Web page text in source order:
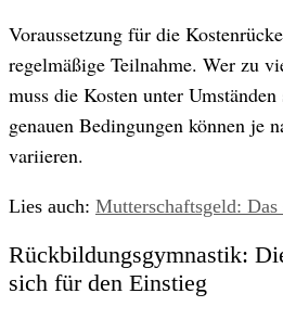
Voraussetzung für die
regelmäßige Teilnahme. Wer zu
muss die Kosten unter
genauen Bedingungen können je
variieren.
Lies auch: Mutterschafts­geld:
Rückbildungsgymnastik:
sich für den Einstieg